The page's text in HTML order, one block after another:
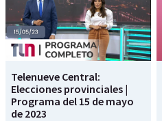
Telenueve Central:
Elecciones provinciales |
Programa del 15 de mayo
de 2023